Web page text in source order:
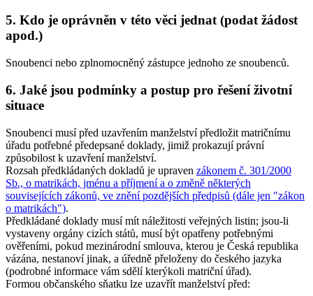
5. Kdo je oprávněn v této věci jednat (podat žádost
apod.)
Snoubenci nebo zplnomocněný zástupce jednoho ze snoubenců.
6. Jaké jsou podmínky a postup pro řešení životní
situace
Snoubenci musí před uzavřením manželství předložit matričnímu
úřadu potřebné předepsané doklady, jimiž prokazují právní
způsobilost k uzavření manželství.
Rozsah předkládaných dokladů je upraven zákonem č. 301/2000
Sb., o matrikách, jménu a příjmení a o změně některých
souvisejících zákonů, ve znění pozdějších předpisů (dále jen "zákon
o matrikách").
Předkládané doklady musí mít náležitosti veřejných listin; jsou-li
vystaveny orgány cizích států, musí být opatřeny potřebnými
ověřeními, pokud mezinárodní smlouva, kterou je Česká republika
vázána, nestanoví jinak, a úředně přeloženy do českého jazyka
(podrobné informace vám sdělí kterýkoli matriční úřad).
Formou občanského sňatku lze uzavřít manželství před: